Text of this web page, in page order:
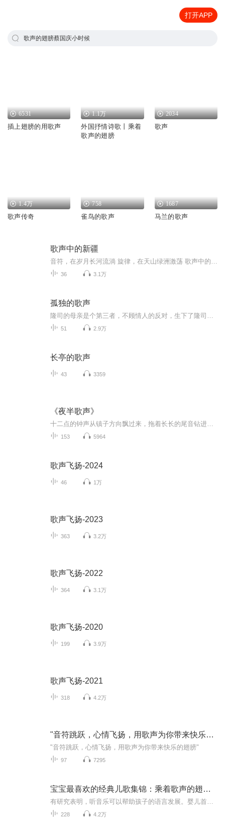
打开APP
歌声的翅膀蔡国庆小时候
6531
插上翅膀的用歌声
1.1万
外国抒情诗歌丨乘着
歌声的翅膀
2034
歌声
1.4万
歌声传奇
758
雀鸟的歌声
1687
马兰的歌声
歌声中的新疆
36 3.1万
孤独的歌声
51 2.9万
长亭的歌声
43 3359
《夜半歌声》
153 5964
歌声飞扬-2024
46 1万
歌声飞扬-2023
363 3.2万
歌声飞扬-2022
364 3.1万
歌声飞扬-2020
199 3.9万
歌声飞扬-2021
318 4.2万
"音符跳跃，心情飞扬，用歌声为你带来快乐的翅膀"
"音符跳跃，心情飞扬，用歌声为你带来快乐的翅膀"
97 7295
宝宝最喜欢的经典儿歌集锦：乘着歌声的翅膀长大
228 4.2万